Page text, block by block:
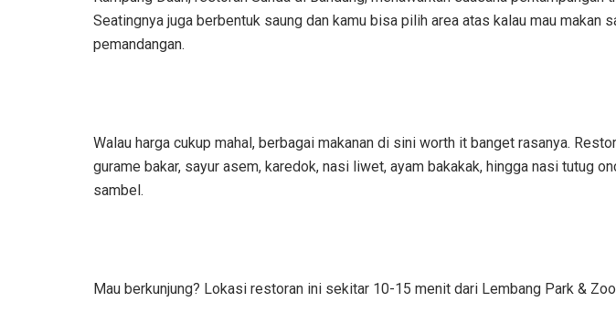
Seatingnya juga berbentuk saung dan kamu bisa pilih area atas kalau mau makan
pemandangan.
Walau harga cukup mahal, berbagai makanan di sini worth it banget rasanya.
gurame bakar, sayur asem, karedok, nasi liwet, ayam bakakak, hingga nasi tutug
sambel.
Mau berkunjung? Lokasi restoran ini sekitar 10-15 menit dari Lembang Park &